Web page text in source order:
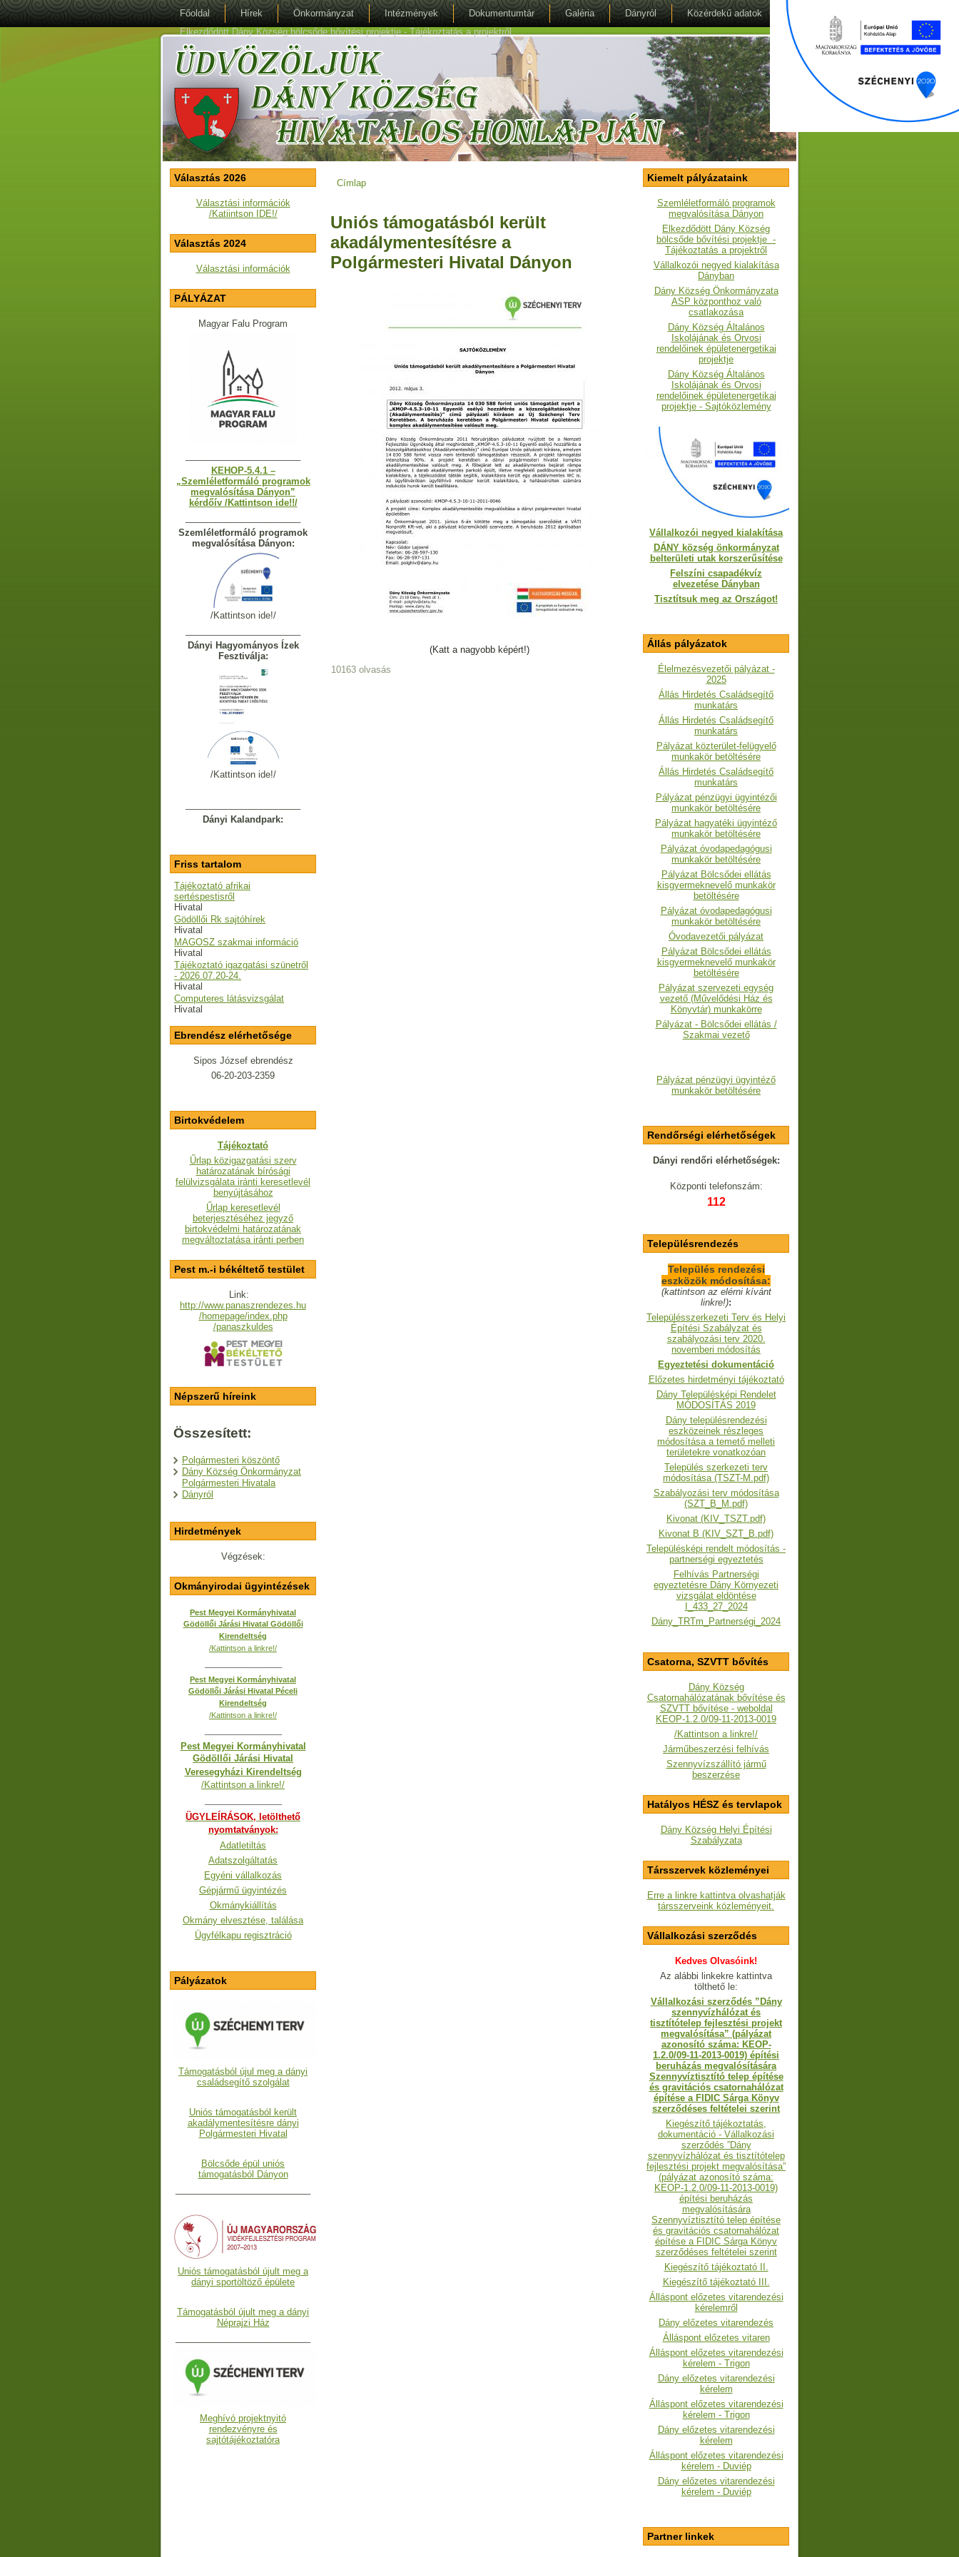
Főoldal Hírek Önkormányzat Intézmények Dokumentumtár Galéria Dányról
Közérdekű adatok
Elkezdődött Dány Község bölcsőde bővítési projektje - Tájékoztatás a projektről
Választás 2026
Választási információk
/Katiintson IDE!/
Választás 2024
Választási információk
PÁLYÁZAT
Magyar Falu Program
KEHOP-5.4.1 –
„Szemléletformáló programok
megvalósítása Dányon”
kérdőív /Kattintson ide!!/
Szemléletformáló programok
megvalósítása Dányon:
/Kattintson ide!/
Dányi Hagyományos Ízek
Fesztiválja:
/Kattintson ide!/
Dányi Kalandpark:
Friss tartalom
Tájékoztató afrikai
sertéspestisről
Hivatal
Gödöllői Rk sajtóhírek
Hivatal
MAGOSZ szakmai információ
Hivatal
Tájékoztató igazgatási szünetről
- 2026.07.20-24.
Hivatal
Computeres látásvizsgálat
Hivatal
Ebrendész elérhetősége
Sipos József ebrendész
06-20-203-2359
Birtokvédelem
Tájékoztató
Űrlap közigazgatási szerv
határozatának bírósági
felülvizsgálata iránti keresetlevél
benyújtásához
Űrlap keresetlevél
beterjesztéséhez jegyző
birtokvédelmi határozatának
megváltoztatása iránti perben
Pest m.-i békéltető testület
Link:
http://www.panaszrendezes.hu
/homepage/index.php
/panaszkuldes
Népszerű híreink
Összesített:
Polgármesteri köszöntő
Dány Község Önkormányzat
Polgármesteri Hivatala
Dányról
Hirdetmények
Végzések:
Okmányirodai ügyintézések
Pest Megyei Kormányhivatal
Gödöllői Járási Hivatal Gödöllői
Kirendeltség
/Kattintson a linkre!/
Pest Megyei Kormányhivatal
Gödöllői Járási Hivatal Péceli
Kirendeltség
/Kattintson a linkre!/
Pest Megyei Kormányhivatal
Gödöllői Járási Hivatal
Veresegyházi Kirendeltség
/Kattintson a linkre!/
ÜGYLEÍRÁSOK, letölthető
nyomtatványok:
Adatletiltás
Adatszolgáltatás
Egyéni vállalkozás
Gépjármű ügyintézés
Okmánykiállítás
Okmány elvesztése, találása
Ügyfélkapu regisztráció
Pályázatok
Támogatásból újul meg a dányi
családsegítő szolgálat
Uniós támogatásból került
akadálymentesítésre dányi
Polgármesteri Hivatal
Bölcsőde épül uniós
támogatásból Dányon
Uniós támogatásból újult meg a
dányi sportöltöző épülete
Támogatásból újult meg a dányi
Néprajzi Ház
Meghívó projektnyitó
rendezvényre és
sajtótájékoztatóra
Jelenlegi hely
Címlap
Uniós támogatásból került
akadálymentesítésre a
Polgármesteri Hivatal Dányon
(Katt a nagyobb képért!)
10163 olvasás
Kiemelt pályázataink
Szemléletformáló programok
megvalósítása Dányon
Elkezdődött Dány Község
bölcsőde bővítési projektje -
Tájékoztatás a projektről
Vállalkozói negyed kialakítása
Dányban
Dány Község Önkormányzata
ASP központhoz való
csatlakozása
Dány Község Általános
Iskolájának és Orvosi
rendelőinek épületenergetikai
projektje
Dány Község Általános
Iskolájának és Orvosi
rendelőinek épületenergetikai
projektje - Sajtóközlemény
Vállalkozói negyed kialakítása
DÁNY község önkormányzat
belterületi utak korszerűsítése
Felszíni csapadékvíz
elvezetése Dányban
Tisztítsuk meg az Országot!
Állás pályázatok
Élelmezésvezetői pályázat -
2025
Állás Hirdetés Családsegítő
munkatárs
Állás Hirdetés Családsegítő
munkatárs
Pályázat közterület-felügyelő
munkakör betöltésére
Állás Hirdetés Családsegítő
munkatárs
Pályázat pénzügyi ügyintézői
munkakör betöltésére
Pályázat hagyatéki ügyintéző
munkakör betöltésére
Pályázat óvodapedagógusi
munkakör betöltésére
Pályázat Bölcsődei ellátás
kisgyermeknevelő munkakör
betöltésére
Pályázat óvodapedagógusi
munkakör betöltésére
Óvodavezetői pályázat
Pályázat Bölcsődei ellátás
kisgyermeknevelő munkakör
betöltésére
Pályázat szervezeti egység
vezető (Művelődési Ház és
Könyvtár) munkakörre
Pályázat - Bölcsődei ellátás /
Szakmai vezető
Pályázat pénzügyi ügyintéző
munkakör betöltésére
Rendőrségi elérhetőségek
Dányi rendőri elérhetőségek:
Központi telefonszám:
112
Településrendezés
Település rendezési
eszközök módosítása:
(kattintson az elérni kívánt
linkre!):
Településszerkezeti Terv és Helyi
Építési Szabályzat és
szabályozási terv 2020.
novemberi módosítás
Egyeztetési dokumentáció
Előzetes hirdetményi tájékoztató
Dány Településképi Rendelet
MÓDOSÍTÁS 2019
Dány településrendezési
eszközeinek részleges
módosítása a temető melleti
területekre vonatkozóan
Település szerkezeti terv
módosítása (TSZT-M.pdf)
Szabályozási terv módosítása
(SZT_B_M.pdf)
Kivonat (KIV_TSZT.pdf)
Kivonat B (KIV_SZT_B.pdf)
Településképi rendelt módosítás -
partnerségi egyeztetés
Felhívás Partnerségi
egyeztetésre Dány Környezeti
vizsgálat eldöntése
I_433_27_2024
Dány_TRTm_Partnerségi_2024
Csatorna, SZVTT bővítés
Dány Község
Csatornahálózatának bővítése és
SZVTT bővítése - weboldal
KEOP-1.2.0/09-11-2013-0019
/Kattintson a linkre!/
Járműbeszerzési felhívás
Szennyvízszállító jármű
beszerzése
Hatályos HÉSZ és tervlapok
Dány Község Helyi Építési
Szabályzata
Társszervek közleményei
Erre a linkre kattintva olvashatják
társszerveink közleményeit.
Vállalkozási szerződés
Kedves Olvasóink!
Az alábbi linkekre kattintva
tölthető le:
Vállalkozási szerződés ”Dány
szennyvízhálózat és
tisztítótelep fejlesztési projekt
megvalósítása” (pályázat
azonosító száma: KEOP-
1.2.0/09-11-2013-0019) építési
beruházás megvalósítására
Szennyvíztisztító telep építése
és gravitációs csatornahálózat
építése a FIDIC Sárga Könyv
szerződéses feltételei szerint
Kiegészítő tájékoztatás,
dokumentáció - Vállalkozási
szerződés ”Dány
szennyvízhálózat és tisztítótelep
fejlesztési projekt megvalósítása”
(pályázat azonosító száma:
KEOP-1.2.0/09-11-2013-0019)
építési beruházás
megvalósítására
Szennyvíztisztító telep építése
és gravitációs csatornahálózat
építése a FIDIC Sárga Könyv
szerződéses feltételei szerint
Kiegészítő tájékoztató II.
Kiegészítő tájékoztató III.
Álláspont előzetes vitarendezési
kérelemről
Dány előzetes vitarendezés
Álláspont előzetes vitaren
Álláspont előzetes vitarendezési
kérelem - Trigon
Dány előzetes vitarendezési
kérelem
Álláspont előzetes vitarendezési
kérelem - Trigon
Dány előzetes vitarendezési
kérelem
Álláspont előzetes vitarendezési
kérelem - Duviép
Dány előzetes vitarendezési
kérelem - Duviép
Partner linkek